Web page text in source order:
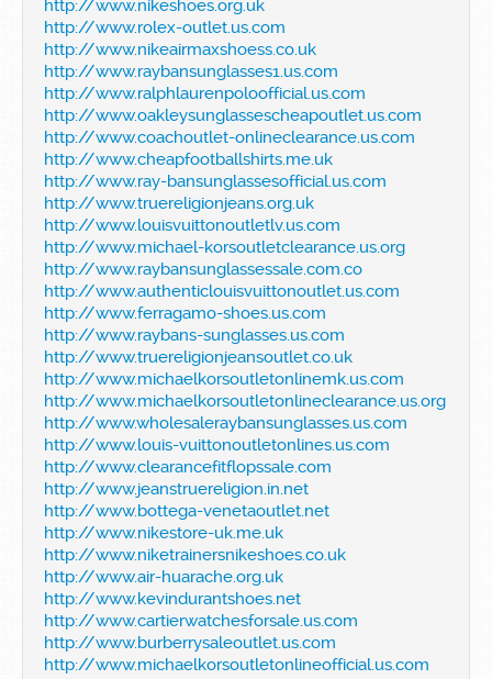
http://www.nikeshoes.org.uk
http://www.rolex-outlet.us.com
http://www.nikeairmaxshoess.co.uk
http://www.raybansunglasses1.us.com
http://www.ralphlaurenpoloofficial.us.com
http://www.oakleysunglassescheapoutlet.us.com
http://www.coachoutlet-onlineclearance.us.com
http://www.cheapfootballshirts.me.uk
http://www.ray-bansunglassesofficial.us.com
http://www.truereligionjeans.org.uk
http://www.louisvuittonoutletlv.us.com
http://www.michael-korsoutletclearance.us.org
http://www.raybansunglassessale.com.co
http://www.authenticlouisvuittonoutlet.us.com
http://www.ferragamo-shoes.us.com
http://www.raybans-sunglasses.us.com
http://www.truereligionjeansoutlet.co.uk
http://www.michaelkorsoutletonlinemk.us.com
http://www.michaelkorsoutletonlineclearance.us.org
http://www.wholesaleraybansunglasses.us.com
http://www.louis-vuittonoutletonlines.us.com
http://www.clearancefitflopssale.com
http://www.jeanstruereligion.in.net
http://www.bottega-venetaoutlet.net
http://www.nikestore-uk.me.uk
http://www.niketrainersnikeshoes.co.uk
http://www.air-huarache.org.uk
http://www.kevindurantshoes.net
http://www.cartierwatchesforsale.us.com
http://www.burberrysaleoutlet.us.com
http://www.michaelkorsoutletonlineofficial.us.com